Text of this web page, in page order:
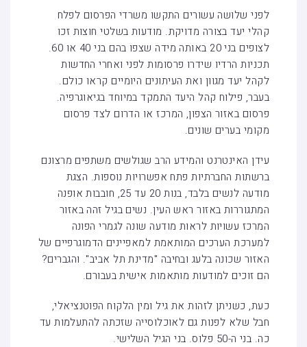
לפני שלושה עשורים התקשו משרדי הפרסום לפלח
קהלי יעד בצורה מדויקת. מודעות בשלטי חוצות זכו
לצופים בני 20 באותה מידה שצפו בהם בני 40 או 60.
תכניות הרדיו שידרו פרסומות לפני ואחרי החדשות
לקהל יעד מגוון ואת העיתונים היומיים קראו כולם.
בעבר, פילוח קהל היעד התמקד במיוחד בגיאוגרפיה.
פרסום באזור הצפון, המרכז או הדרום לצד פרסום
מקומי בערים שונים.
עידן האינטרנט והמידע הרב שגולשים משתפים מרצונם
ברשתות החברתיות פתח אפשרויות נוספות. הצגת
מודעה לנשים בלבד, בנות 20 עד 25, חובבות אופנה
המתגוררות באזור ראש העין. נשים בגיל זהה באזור
המרכז עשויות לראות מודעה שונה לגמרי הפונה
למערכת הערכים המותאמת למאפיינים הדמוגרפיים של
האזור שכונה בלעג ובחיבה "מדינת תל אביב". והגברים?
הם זוכים למודעות מותאמות אישית בעבורם.
כעת, כשניתן לזהות את גיל ומין הלקוח הפוטנציאלי,
חבל שלא לפנות גם לאוכלוסייה שזכתה להתעלמות עד
כה. בני ה-50 פלוס. בני הגיל השלישי.